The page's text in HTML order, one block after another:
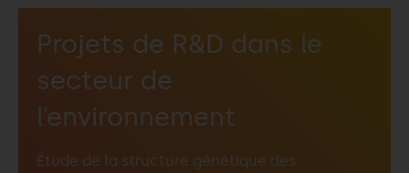
Projets de R&D dans le
secteur de
l’environnement
Étude de la structure génétique des